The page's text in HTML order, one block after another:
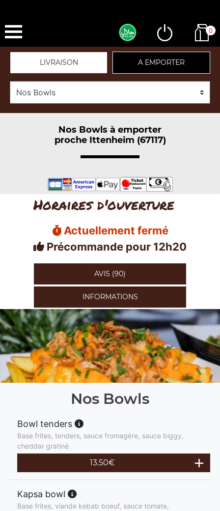
0
LIVRAISON A EMPORTER
Nos Bowls à emporter
proche Ittenheim (67117)
Horaires d'ouverture
Actuellement fermé
Précommande pour 12h20
AVIS (90)
INFORMATIONS
Nos Bowls
Bowl tenders
Base frites, tenders, sauce fromagère, sauce biggy,
cheddar gratiné
13.50€
Kapsa bowl
Base frites, viande kebab boeuf, sauce tomate,